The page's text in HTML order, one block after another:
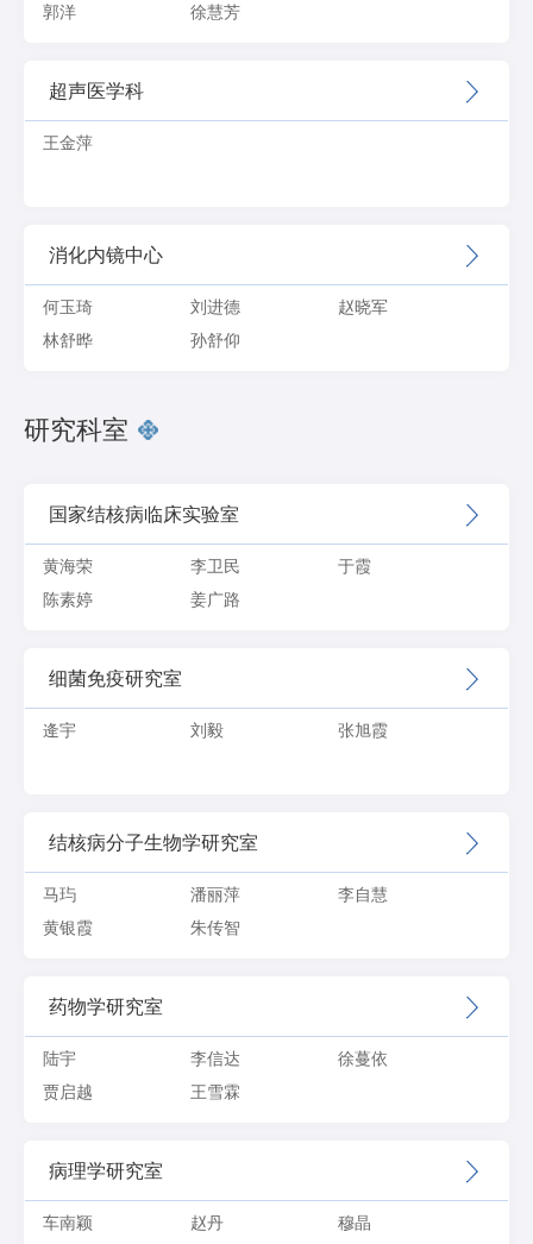
郭洋
徐慧芳
超声医学科
王金萍
消化内镜中心
何玉琦 刘进德
赵晓军
林舒晔
孙舒仰
研究科室
国家结核病临床实验室
黄海荣 李卫民
于霞
陈素婷
姜广路
细菌免疫研究室
逄宇 刘毅 张旭霞
结核病分子生物学研究室
马玙 潘丽萍
李自慧
黄银霞
朱传智
药物学研究室
陆宇 李信达
徐蔓依
贾启越
王雪霖
病理学研究室
车南颖 赵丹
穆晶